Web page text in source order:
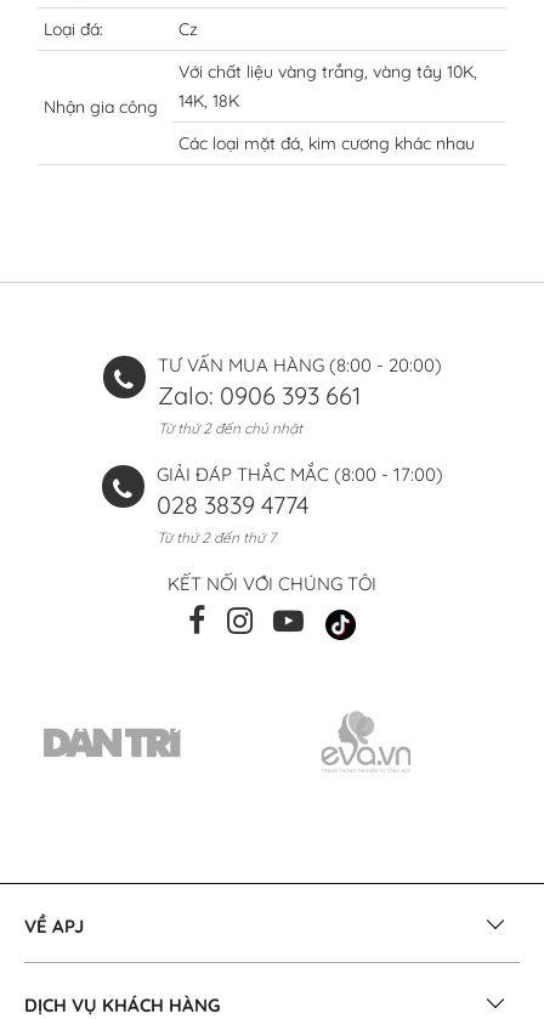
Loại đá: Cz
Nhận gia công
Với chất liệu vàng trắng, vàng tây 10K,
14K, 18K
Các loại mặt đá, kim cương khác nhau
TƯ VẤN MUA HÀNG (8:00 - 20:00)
Zalo: 0906 393 661
Từ thứ 2 đến chủ nhật
GIẢI ĐÁP THẮC MẮC (8:00 - 17:00)
028 3839 4774
Từ thứ 2 đến thứ 7
KẾT NỐI VỚI CHÚNG TÔI
VỀ APJ
DỊCH VỤ KHÁCH HÀNG